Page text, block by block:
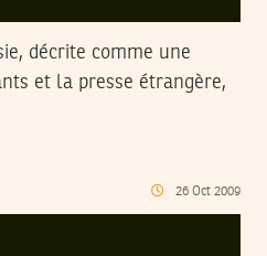
décrite comme une
et la presse étrangère,
26 Oct 2009